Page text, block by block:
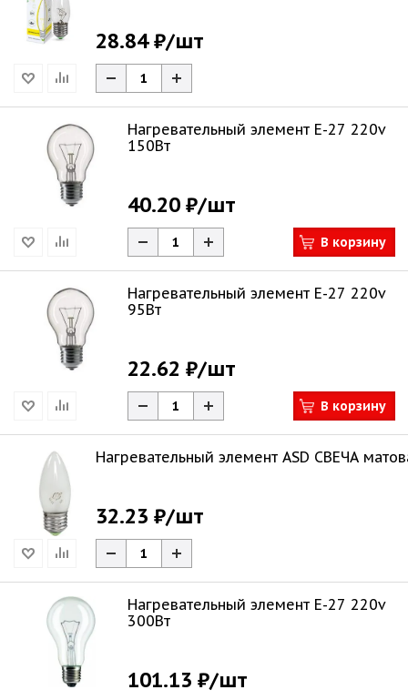
28.84 ₽/шт
Нагревательный элемент Е-27 220v
150Вт
40.20 ₽/шт
В корзину
Нагревательный элемент Е-27 220v
95Вт
22.62 ₽/шт
В корзину
Нагревательный элемент ASD СВЕЧА
32.23 ₽/шт
Нагревательный элемент Е-27 220v
300Вт
101.13 ₽/шт